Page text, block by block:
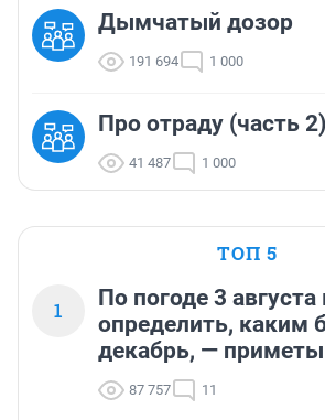
Дымчатый дозор
191 694 1 000
Про отраду (часть 2)
41 487 1 000
ТОП 5
1
По погоде 3
определить, каким
декабрь, —
87 757 11